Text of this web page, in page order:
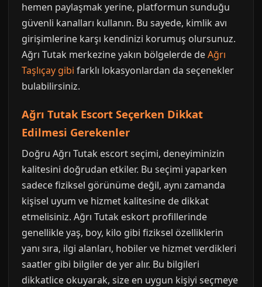
hemen paylaşmak yerine, platformun sunduğu
güvenli kanalları kullanın. Bu sayede, kimlik avı
girişimlerine karşı kendinizi korumuş olursunuz.
Ağrı Tutak merkezine yakın bölgelerde deAğrı
Taşlıçay gibi farklı lokasyonlardan da seçenekler
bulabilirsiniz.
Ağrı Tutak Escort Seçerken Dikkat
Edilmesi Gerekenler
Doğru Ağrı Tutak escort seçimi, deneyiminizin
kalitesini doğrudan etkiler. Bu seçimi yaparken
sadece fiziksel görünüme değil, aynı zamanda
kişisel uyum ve hizmet kalitesine de dikkat
etmelisiniz. Ağrı Tutak eskort profillerinde
genellikle yaş, boy, kilo gibi fiziksel özelliklerin
yanı sıra, ilgi alanları, hobiler ve hizmet verdikleri
saatler gibi bilgiler de yer alır. Bu bilgileri
dikkatlice okuyarak, size en uygun kişiyi seçmeye